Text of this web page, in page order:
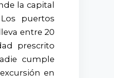
la capital
puertos
entre 20
prescrito
cumple
en